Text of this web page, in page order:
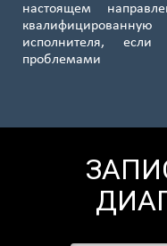
настоящем
исполнителя,
проблемами